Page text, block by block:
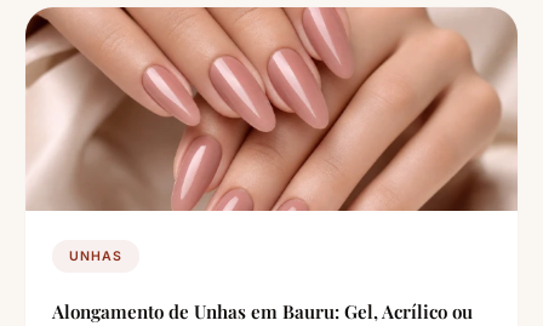
UNHAS
Alongamento de Unhas em Bauru: Gel, Acrílico ou